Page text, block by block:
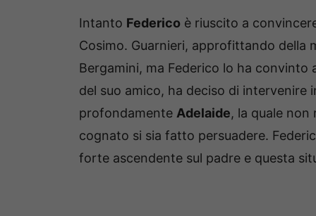
Intanto Federico è riuscito a
Cosimo. Guarnieri, approfittando
Bergamini, ma Federico lo ha
del suo amico, ha deciso di intervenire
profondamente Adelaide, la quale non
cognato si sia fatto persuadere.
forte ascendente sul padre e questa